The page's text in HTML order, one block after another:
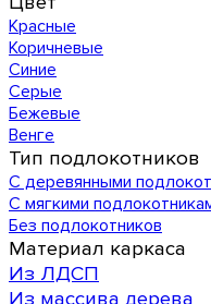
Красные
Коричневые
Синие
Серые
Бежевые
Венге
Тип подлокотников
С деревянными
С мягкими
Без подлокотников
Материал каркаса
Из ЛДСП